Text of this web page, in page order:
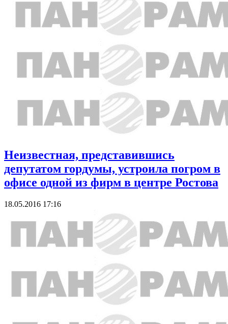
Неизвестная, представившись
депутатом гордумы, устроила погром в
офисе одной из фирм в центре Ростова
18.05.2016 17:16